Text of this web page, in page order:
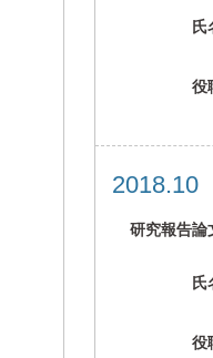
氏
役
研究報告論
氏
役